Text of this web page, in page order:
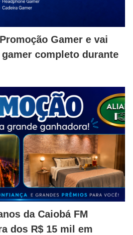
Gamer e vai
completo durante
da Caiobá FM
dos R$ 15 mil em